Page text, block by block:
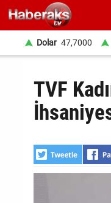
Dolar 47,7000
TVF